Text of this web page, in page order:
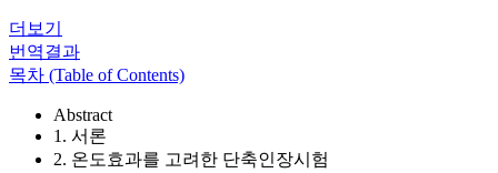
더보기
번역결과
목차 (Table of Contents)
Abstract
1. 서론
2. 온도효과를 고려한 단축인장시험